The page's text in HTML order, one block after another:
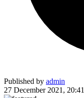
Published by admin
27 December 2021, 20:41